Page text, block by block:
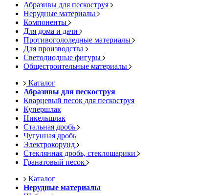
Абразивы для пескоструя
Нерудные материалы
Компоненты
Для дома и дачи
Противогололедные материалы
Для производства
Светодиодные фигуры
Общестроительные материалы
Каталог
Абразивы для пескоструя
Кварцевый песок для пескоструя
Купершлак
Никельшлак
Стальная дробь
Чугунная дробь
Электрокорунд
Стеклянная дробь, стеклошарики
Гранатовый песок
Каталог
Нерудные материалы